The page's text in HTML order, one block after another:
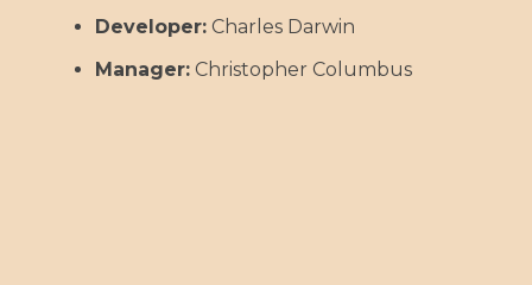
Developer: Charles Darwin
Manager: Christopher Columbus